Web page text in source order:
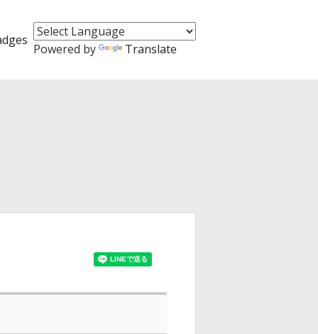
Powered by Translate